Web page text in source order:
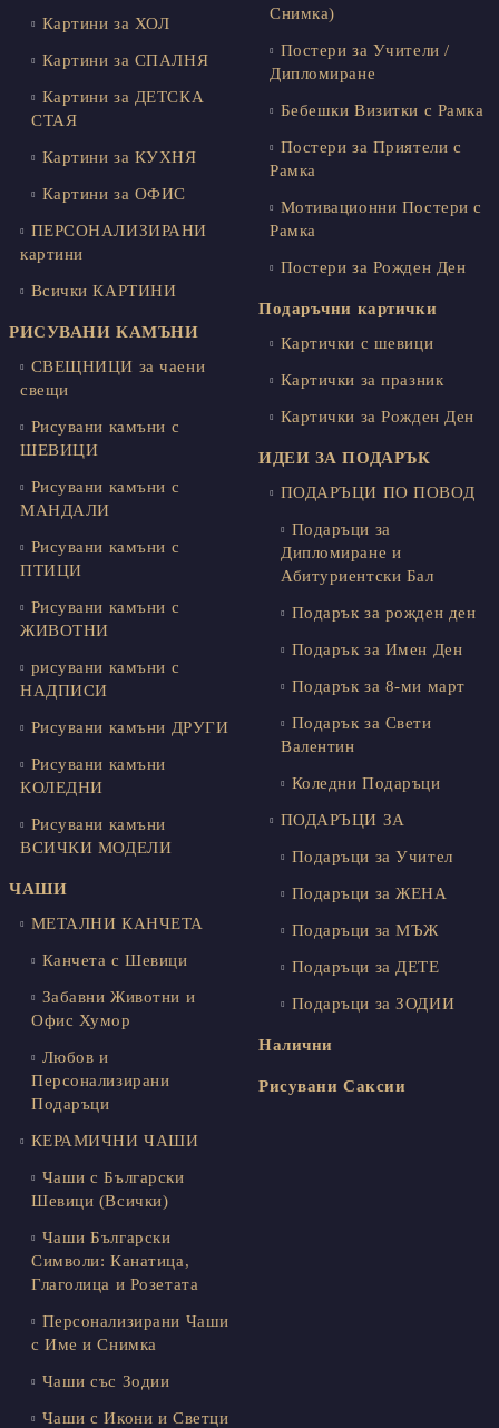
Картини за ХОЛ
Картини за СПАЛНЯ
Картини за ДЕТСКА
СТАЯ
Картини за КУХНЯ
Картини за ОФИС
ПЕРСОНАЛИЗИРАНИ
картини
Всички КАРТИНИ
РИСУВАНИ КАМЪНИ
СВЕЩНИЦИ за чаени
свещи
Рисувани камъни с
ШЕВИЦИ
Рисувани камъни с
МАНДАЛИ
Рисувани камъни с
ПТИЦИ
Рисувани камъни с
ЖИВОТНИ
рисувани камъни с
НАДПИСИ
Рисувани камъни ДРУГИ
Рисувани камъни
КОЛЕДНИ
Рисувани камъни
ВСИЧКИ МОДЕЛИ
ЧАШИ
МЕТАЛНИ КАНЧЕТА
Канчета с Шевици
Забавни Животни и
Офис Хумор
Любов и
Персонализирани
Подаръци
КЕРАМИЧНИ ЧАШИ
Чаши с Български
Шевици (Всички)
Чаши Български
Символи: Канатица,
Глаголица и Розетата
Персонализирани Чаши
с Име и Снимка
Чаши със Зодии
Чаши с Икони и Светци
Снимка)
Постери за Учители /
Дипломиране
Бебешки Визитки с Рамка
Постери за Приятели с
Рамка
Мотивационни Постери с
Рамка
Постери за Рожден Ден
Подаръчни картички
Картички с шевици
Картички за празник
Картички за Рожден Ден
ИДЕИ ЗА ПОДАРЪК
ПОДАРЪЦИ ПО ПОВОД
Подаръци за
Дипломиране и
Абитуриентски Бал
Подарък за рожден ден
Подарък за Имен Ден
Подарък за 8-ми март
Подарък за Свети
Валентин
Коледни Подаръци
ПОДАРЪЦИ ЗА
Подаръци за Учител
Подаръци за ЖЕНА
Подаръци за МЪЖ
Подаръци за ДЕТЕ
Подаръци за ЗОДИИ
Налични
Рисувани Саксии